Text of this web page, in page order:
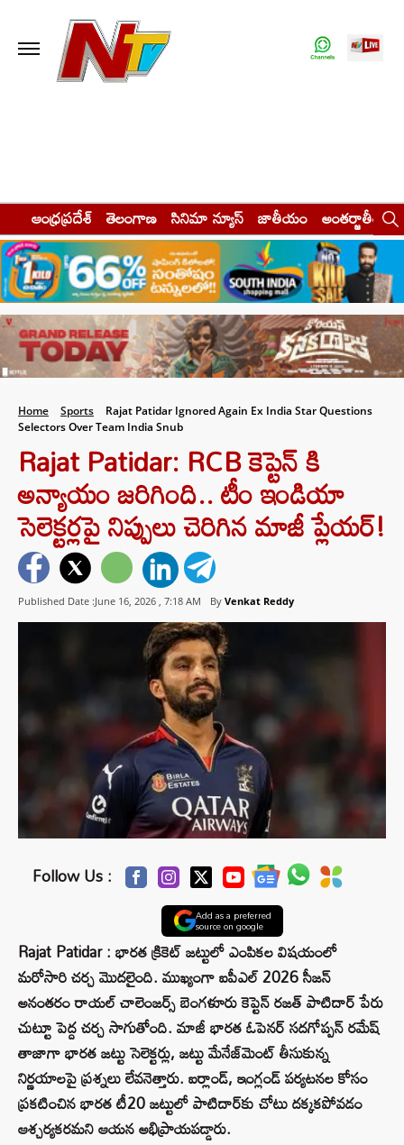
ఆంధ్రప్రదేశ్ తెలంగాణ సినిమా న్యూస్ జాతీయం అంతర్జాతీయం
Home Sports
Rajat Patidar Ignored Again Ex India Star Questions
Selectors Over Team India Snub
Rajat Patidar: RCB కెప్టెన్ కి
అన్యాయం జరిగింది.. టీం ఇండియా
సెలెక్టర్లపై నిప్పులు చెరిగిన మాజీ ప్లేయర్!
Published Date :June 16, 2026 , 7:18 AM By Venkat Reddy
Follow Us :
Add as a preferred
source on google
Rajat Patidar : భారత క్రికెట్ జట్టులో ఎంపికల విషయంలో
మరోసారి చర్చ మొదలైంది. ముఖ్యంగా ఐపీఎల్ 2026 సీజన్
అనంతరం రాయల్ చాలెంజర్స్ బెంగళూరు కెప్టెన్ రజత్ పాటిదార్ పేరు
చుట్టూ పెద్ద చర్చ సాగుతోంది. మాజీ భారత ఓపెనర్ సదగోప్పన్ రమేష్
తాజాగా భారత జట్టు సెలెక్టర్లు, జట్టు మేనేజ్‌మెంట్ తీసుకున్న
నిర్ణయాలపై ప్రశ్నలు లేవనెత్తారు. ఐర్లాండ్, ఇంగ్లండ్ పర్యటనల కోసం
ప్రకటించిన భారత టీ20 జట్టులో పాటిదార్‌కు చోటు దక్కకపోవడం
ఆశ్చర్యకరమని ఆయన అభిప్రాయపడ్డారు.